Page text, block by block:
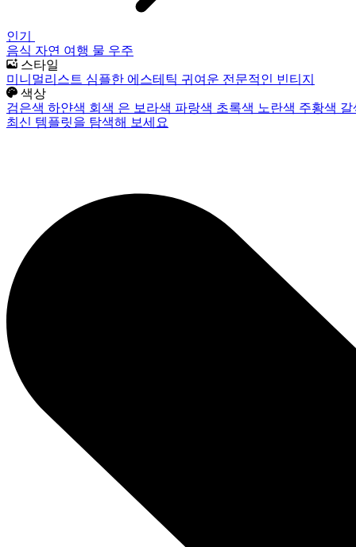
인기
음식 자연 여행 물 우주
스타일
미니멀리스트 심플한 에스테틱 귀여운 전문적인 빈티지
색상
검은색 하얀색 회색 은 보라색 파랑색 초록색 노란색 주황색
최신 템플릿을 탐색해 보세요